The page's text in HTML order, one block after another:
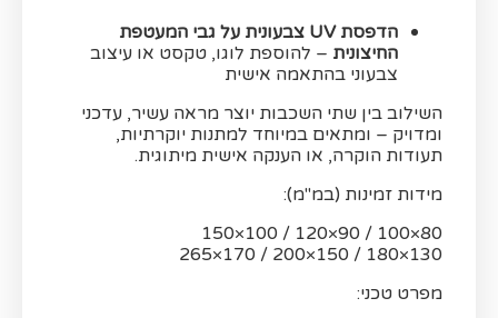
הדפסת UV צבעונית על גבי המעטפת
החיצונית – להוספת לוגו, טקסט או עיצוב
צבעוני בהתאמה אישית
השילוב בין שתי השכבות יוצר מראה עשיר, עדכני
ומדויק – ומתאים במיוחד למתנות יוקרתיות,
תעודות הוקרה, או הענקה אישית מיתוגית.
מידות זמינות (במ"מ):
80×100 / 90×120 / 100×150
130×180 / 150×200 / 170×265
מפרט טכני: